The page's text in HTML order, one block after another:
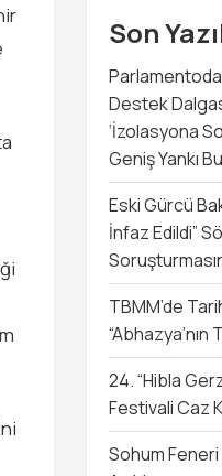
Son
Destek
‘İzolasyona
Geniş Yankı
Eski Gürcü
İnfaz Edildi”
TBMM’de
24. “Hibla
Festivali Caz
Sohum Feneri